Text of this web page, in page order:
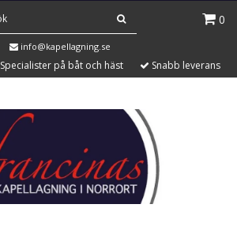
0
info@kapellagning.se
Specialister på båt och häst Snabb leverans